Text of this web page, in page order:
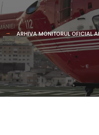
ARHIVA MONITORUL OFICIAL